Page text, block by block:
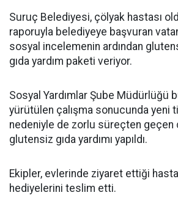
Suruç Belediyesi, çölyak hastası
raporuyla belediyeye başvuran
sosyal incelemenin ardından
gıda yardım paketi veriyor.
Sosyal Yardımlar Şube Müdürlüğü
yürütülen çalışma sonucunda yeni
nedeniyle de zorlu süreçten geçen
glutensiz gıda yardımı yapıldı.
Ekipler, evlerinde ziyaret ettiği
hediyelerini teslim etti.